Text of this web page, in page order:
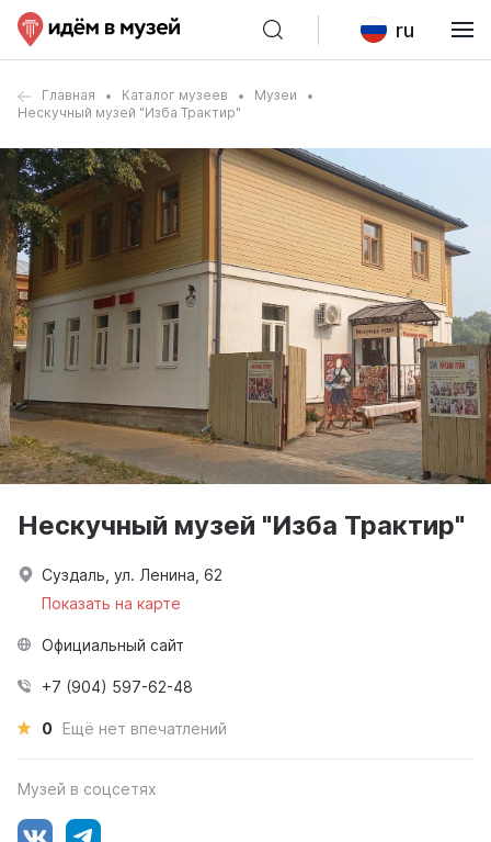
ru
Главная Каталог музеев
Музеи
Нескучный музей "Изба Трактир"
Нескучный музей "Изба Трактир"
Суздаль, ул. Ленина, 62
Показать на карте
Официальный сайт
+7 (904) 597-62-48
0 Ещё нет впечатлений
Музей в соцсетях